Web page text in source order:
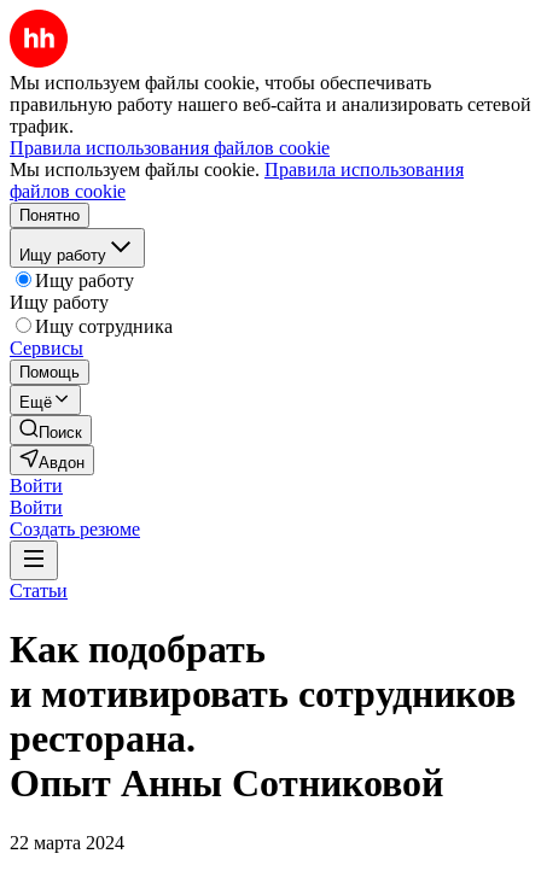
Мы используем файлы cookie, чтобы обеспечивать
правильную работу нашего веб-сайта и анализировать сетевой
трафик.
Правила использования файлов cookie
Мы используем файлы cookie. Правила использования
файлов cookie
Понятно
Ищу работу
Ищу работу
Ищу работу
Ищу сотрудника
Сервисы
Помощь
Ещё
Поиск
Авдон
Войти
Войти
Создать резюме
Статьи
Как подобрать
и мотивировать сотрудников
ресторана.
Опыт Анны Сотниковой
22 марта 2024